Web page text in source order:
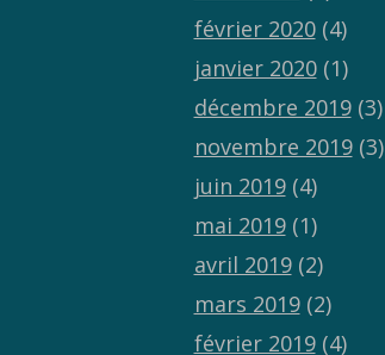
février 2020(4)
janvier 2020(1)
décembre 2019(3)
novembre 2019(3)
juin 2019(4)
mai 2019(1)
avril 2019(2)
mars 2019(2)
février 2019(4)